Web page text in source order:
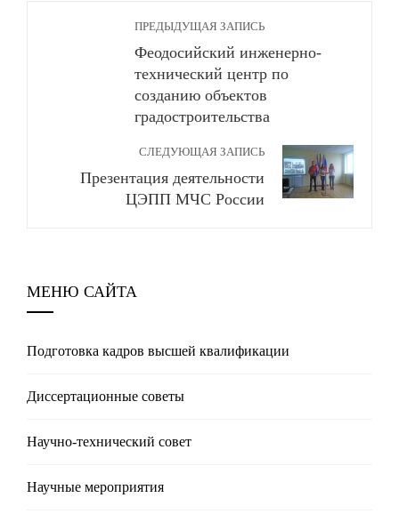
ПРЕДЫДУЩАЯ ЗАПИСЬ
Феодосийский инженерно-
технический центр по
созданию объектов
градостроительства
СЛЕДУЮЩАЯ ЗАПИСЬ
Презентация деятельности
ЦЭПП МЧС России
МЕНЮ САЙТА
Подготовка кадров высшей квалификации
Диссертационные советы
Научно-технический совет
Научные мероприятия